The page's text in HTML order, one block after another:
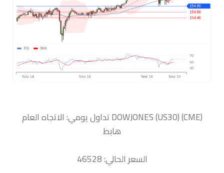
‏DOWJONES (US30) (CME) تداول يومي: الاتجاه العام
هابط
السعر الحالي: 46528